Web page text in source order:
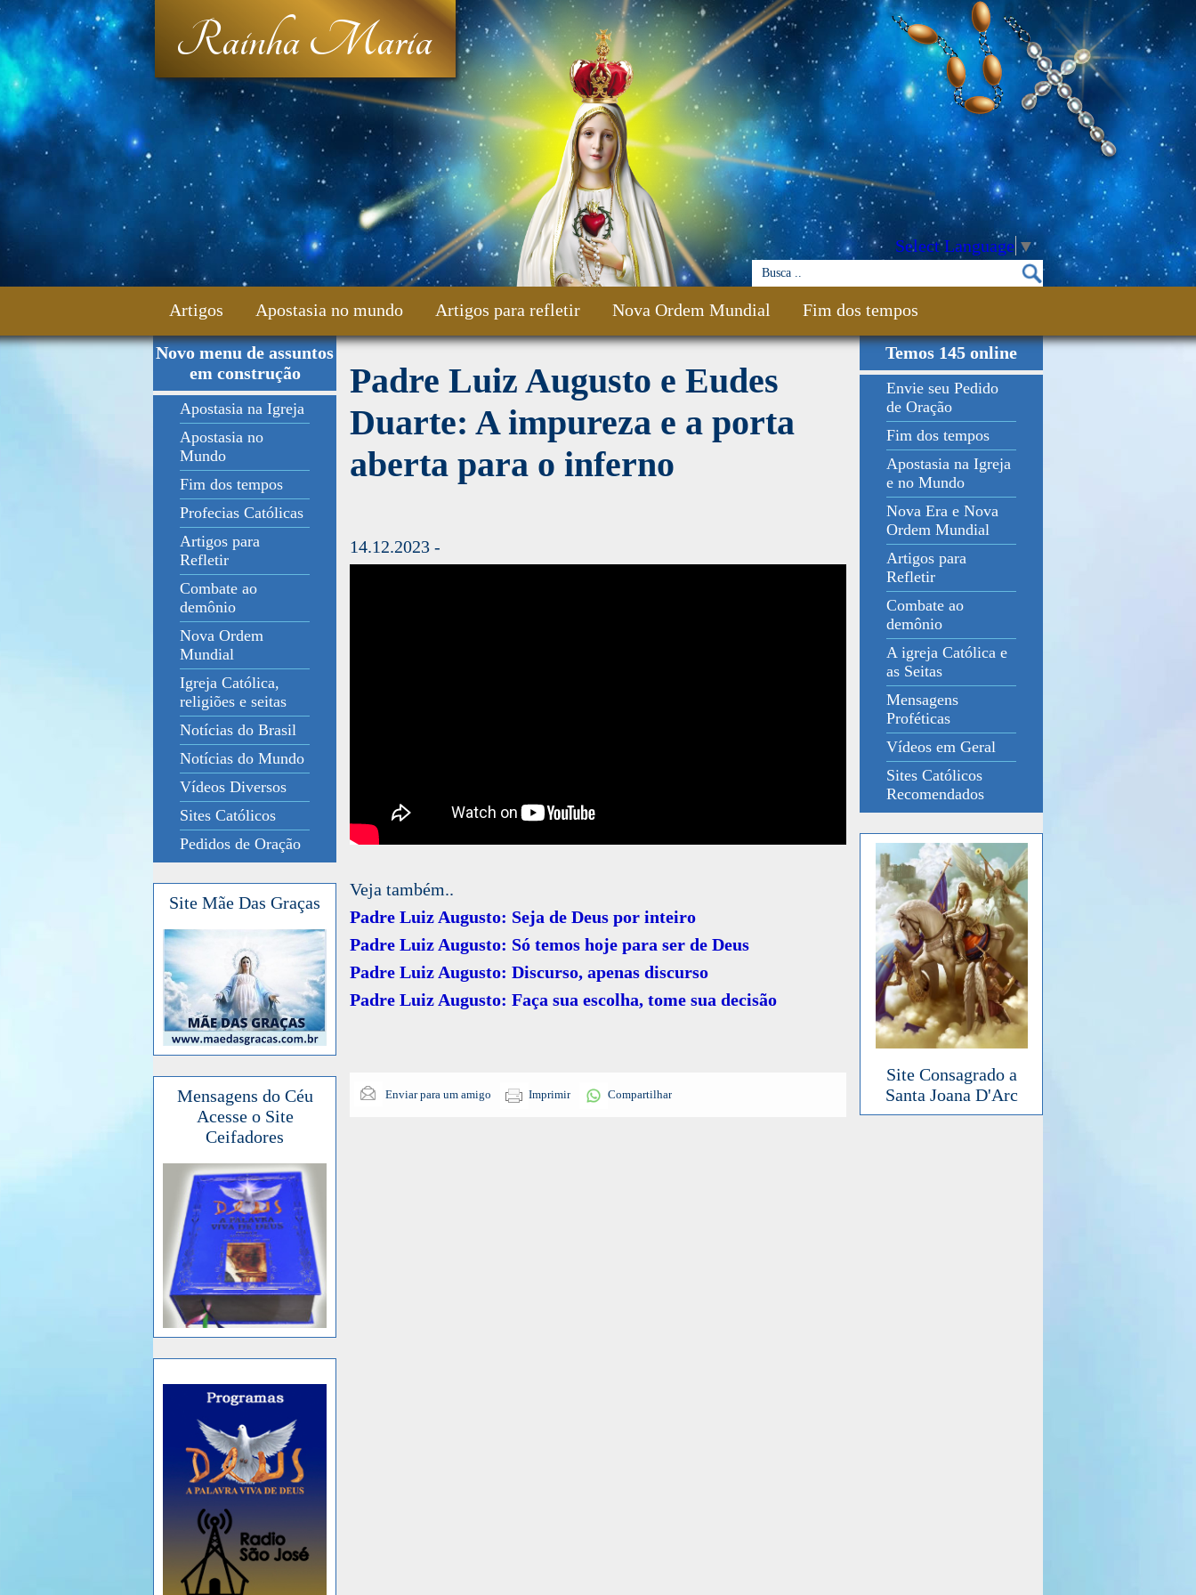
Rainha Maria
Select Language ▼
Artigos Apostasia no mundo Artigos para refletir Nova Ordem Mundial Fim dos tempos
Fale Conosco
Novo menu de assuntos
em construção
Apostasia na Igreja
Apostasia no
Mundo
Fim dos tempos
Profecias Católicas
Artigos para
Refletir
Combate ao
demônio
Nova Ordem
Mundial
Igreja Católica,
religiões e seitas
Notícias do Brasil
Notícias do Mundo
Vídeos Diversos
Sites Católicos
Pedidos de Oração
Site Mãe Das Graças
Mensagens do Céu
Acesse o Site
Ceifadores
Padre Luiz Augusto e Eudes
Duarte: A impureza e a porta
aberta para o inferno
14.12.2023 -
Veja também..
Padre Luiz Augusto: Seja de Deus por inteiro
Padre Luiz Augusto: Só temos hoje para ser de Deus
Padre Luiz Augusto: Discurso, apenas discurso
Padre Luiz Augusto: Faça sua escolha, tome sua decisão
Enviar para um amigo Imprimir Compartilhar
Temos 145 online
Envie seu Pedido
de Oração
Fim dos tempos
Apostasia na Igreja
e no Mundo
Nova Era e Nova
Ordem Mundial
Artigos para
Refletir
Combate ao
demônio
A igreja Católica e
as Seitas
Mensagens
Proféticas
Vídeos em Geral
Sites Católicos
Recomendados
Site Consagrado a
Santa Joana D'Arc